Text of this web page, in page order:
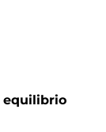
equilibrio